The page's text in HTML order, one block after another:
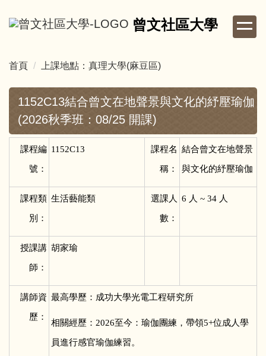
到
內
曾文社區大學
首頁 上課地點：真理大學(麻豆區)
1152C13結合曾文在地聲景與文化的紓壓瑜伽
(2026秋季班：08/25 開課)
課程編
號：
1152C13 課程名
稱：
結合曾文在地聲景
與文化的紓壓瑜伽
課程類
別：
生活藝能類 選課人
數：
6 人 ~ 34 人
授課講
師：
胡家瑜
講師資
歷：
最高學歷：成功大學光電工程研究所
相關經歷：2026至今：瑜伽團練，帶領5+位成人學
員進行感官瑜伽練習。